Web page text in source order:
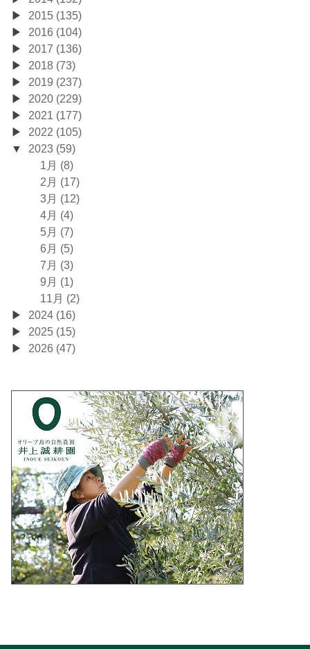
2015 (135)
2016 (104)
2017 (136)
2018 (73)
2019 (237)
2020 (229)
2021 (177)
2022 (105)
2023 (59)
1月 (8)
2月 (17)
3月 (12)
4月 (4)
5月 (7)
6月 (5)
7月 (3)
9月 (1)
11月 (2)
2024 (16)
2025 (15)
2026 (47)